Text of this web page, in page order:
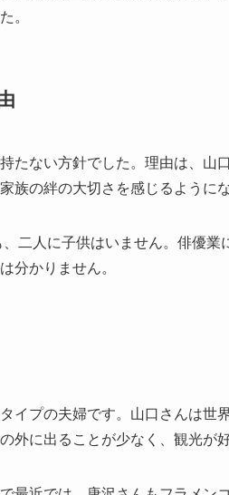
。
たない方針でした。理由は、山
族の絆の大切さを感じるように
二人に子供はいません。俳優
分かりません。
イプの夫婦です。山口さんは世
外に出ることが少なく、観光が